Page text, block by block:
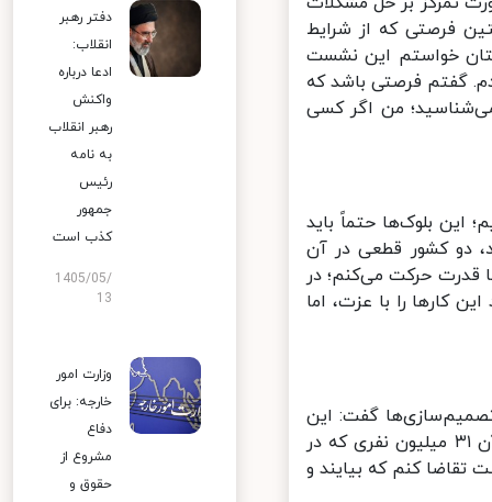
فرصتی که از شرایط
از ۴۸ ساعت بعد از دوستان خواستم این نشست
گفتم فرصتی باشد که
من اگر کسی
بلوک‌ها حتماً باید
دو کشور قطعی در آن
حرکت می‌کنم؛ در
کارها را با عزت، اما
گفت: این
فرصت در دست من و شماست. من با همه وجودم می‌خواهم شما و همه آن ۳۱ میلیون نفری که در
کنم که بیایند و
دفتر رهبر
انقلاب:
ادعا درباره
واکنش
رهبر انقلاب
به نامه
رئیس
جمهور
کذب است
1405/05/
13
وزارت امور
خارجه: برای
دفاع
مشروع از
حقوق و